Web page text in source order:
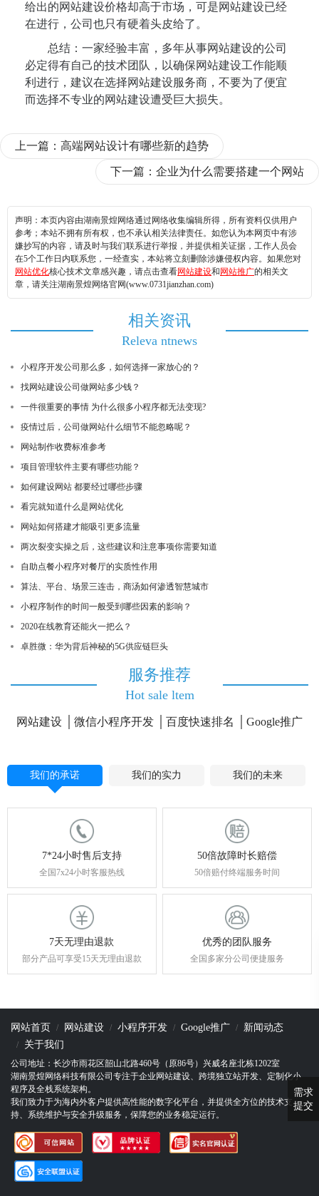
给出的网站建设价格却高于市场，可是网站建设已经
在进行，公司也只有硬着头皮给了。
总结：一家经验丰富，多年从事网站建设的公司
必定得有自己的技术团队，以确保网站建设工作能顺
利进行，建议在选择网站建设服务商，不要为了便宜
而选择不专业的网站建设遭受巨大损失。
上一篇： 高端网站设计有哪些新的趋势
下一篇： 企业为什么需要搭建一个网站
声明：本页内容由湖南景煌网络通过网络收集编辑所得，所有资料仅供用户
参考；本站不拥有所有权，也不承认相关法律责任。如您认为本网页中有涉
嫌抄写的内容，请及时与我们联系进行举报，并提供相关证据，工作人员会
在5个工作日内联系您，一经查实，本站将立刻删除涉嫌侵权内容。如果您对
网站优化核心技术文章感兴趣，请点击查看网站建设和 网站推广的相关文
章，请关注湖南景煌网络官网(www.0731jianzhan.com)
相关资讯
Releva ntnews
小程序开发公司那么多，如何选择一家放心的？
找网站建设公司做网站多少钱？
一件很重要的事情 为什么很多小程序都无法变现?
疫情过后，公司做网站什么细节不能忽略呢？
网站制作收费标准参考
项目管理软件主要有哪些功能？
如何建设网站 都要经过哪些步骤
看完就知道什么是网站优化
网站如何搭建才能吸引更多流量
两次裂变实操之后，这些建议和注意事项你需要知道
自助点餐小程序对餐厅的实质性作用
算法、平台、场景三连击，商汤如何渗透智慧城市
小程序制作的时间一般受到哪些因素的影响？
2020在线教育还能火一把么？
卓胜微：华为背后神秘的5G供应链巨头
服务推荐
Hot sale ltem
网站建设 微信小程序开发 百度快速排名 Google推广
我们的承诺 我们的实力 我们的未来
7*24小时售后支持
全国7x24小时客服热线
50倍故障时长赔偿
50倍赔付终端服务时间
7天无理由退款
部分产品可享受15天无理由退款
优秀的团队服务
全国多家分公司便捷服务
网站首页 网站建设 小程序开发 Google推广
新闻动态
关于我们
公司地址：长沙市雨花区韶山北路460号（原86号）兴威名座北栋1202室
湖南景煌网络科技有限公司专注于企业网站建设、跨境独立站开发、定制化小
程序及全栈系统架构。
我们致力于为海内外客户提供高性能的数字化平台，并提供全方位的技术支
持、系统维护与安全升级服务，保障您的业务稳定运行。
需求
提交